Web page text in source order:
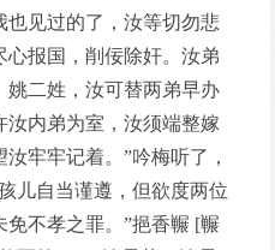
也见过的了，汝等切勿悲
报国，削佞除奸。汝弟
姚二姓，汝可替两弟早办
汝内弟为室，汝须端整嫁
牢牢记着。”吟梅听了，
儿自当谨遵，但欲度两位
不孝之罪。”挹香冁 [冁